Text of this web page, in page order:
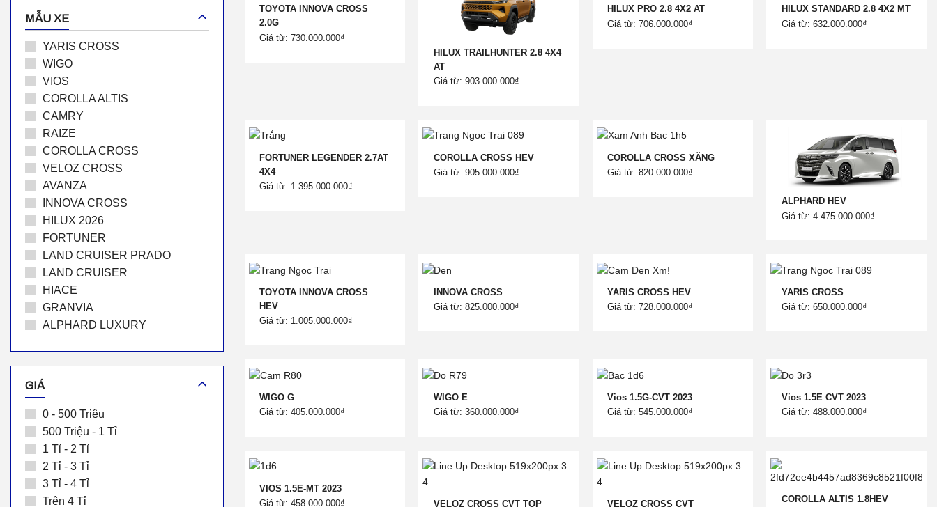
MẪU XE
YARIS CROSS
WIGO
VIOS
COROLLA ALTIS
CAMRY
RAIZE
COROLLA CROSS
VELOZ CROSS
AVANZA
INNOVA CROSS
HILUX 2026
FORTUNER
LAND CRUISER PRADO
LAND CRUISER
HIACE
GRANVIA
ALPHARD LUXURY
GIÁ
0 - 500 Triệu
500 Triệu - 1 Tỉ
1 Tỉ - 2 Tỉ
2 Tỉ - 3 Tỉ
3 Tỉ - 4 Tỉ
Trên 4 Tỉ
TOYOTA INNOVA CROSS
2.0G
Giá từ: 730.000.000₫
HILUX TRAILHUNTER 2.8 4X4
AT
Giá từ: 903.000.000₫
HILUX PRO 2.8 4X2 AT
Giá từ: 706.000.000₫
HILUX STANDARD 2.8 4X2 MT
Giá từ: 632.000.000₫
FORTUNER LEGENDER 2.7AT
4X4
Giá từ: 1.395.000.000₫
COROLLA CROSS HEV
Giá từ: 905.000.000₫
COROLLA CROSS XĂNG
Giá từ: 820.000.000₫
ALPHARD HEV
Giá từ: 4.475.000.000₫
TOYOTA INNOVA CROSS
HEV
Giá từ: 1.005.000.000₫
INNOVA CROSS
Giá từ: 825.000.000₫
YARIS CROSS HEV
Giá từ: 728.000.000₫
YARIS CROSS
Giá từ: 650.000.000₫
WIGO G
Giá từ: 405.000.000₫
WIGO E
Giá từ: 360.000.000₫
Vios 1.5G-CVT 2023
Giá từ: 545.000.000₫
Vios 1.5E CVT 2023
Giá từ: 488.000.000₫
VIOS 1.5E-MT 2023
Giá từ: 458.000.000₫
VELOZ CROSS CVT TOP
VELOZ CROSS CVT
COROLLA ALTIS 1.8HEV